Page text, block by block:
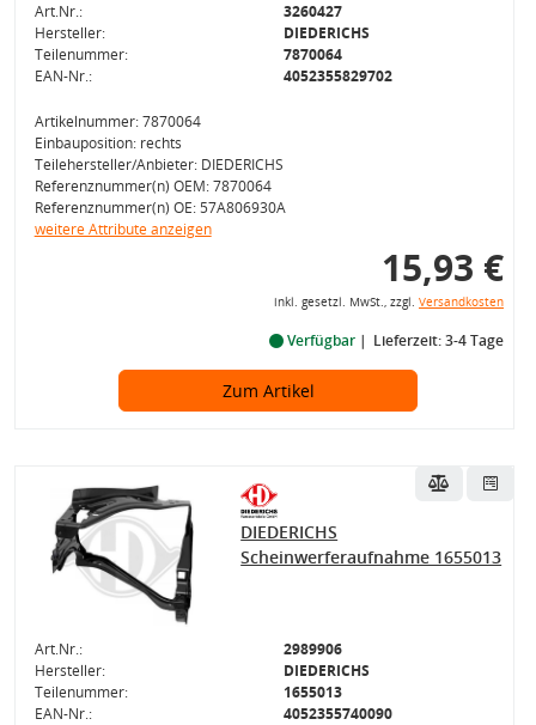
Art.Nr.:
3260427
Hersteller:
DIEDERICHS
Teilenummer:
7870064
EAN-Nr.:
4052355829702
Artikelnummer: 7870064
Einbauposition: rechts
Teilehersteller/Anbieter: DIEDERICHS
Referenznummer(n) OEM: 7870064
Referenznummer(n) OE: 57A806930A
weitere Attribute anzeigen
15,93 €
inkl. gesetzl. MwSt., zzgl. Versandkosten
Verfügbar Lieferzeit: 3-4 Tage
Zum Artikel
DIEDERICHS
Scheinwerferaufnahme 1655013
Art.Nr.:
2989906
Hersteller:
DIEDERICHS
Teilenummer:
1655013
EAN-Nr.:
4052355740090